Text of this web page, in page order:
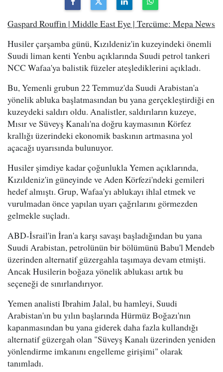
Gaspard Rouffin | Middle East Eye | Tercüme: Mepa News
Husiler çarşamba günü, Kızıldeniz'in kuzeyindeki önemli
Suudi liman kenti Yenbu açıklarında Suudi petrol tankeri
NCC Wafaa'ya balistik füzeler ateşlediklerini açıkladı.
Bu, Yemenli grubun 22 Temmuz'da Suudi Arabistan'a
yönelik abluka başlatmasından bu yana gerçekleştirdiği en
kuzeydeki saldırı oldu. Analistler, saldırıların kuzeye,
Mısır ve Süveyş Kanalı'na doğru kaymasının Körfez
krallığı üzerindeki ekonomik baskının artmasına yol
açacağı uyarısında bulunuyor.
Husiler şimdiye kadar çoğunlukla Yemen açıklarında,
Kızıldeniz'in güneyinde ve Aden Körfezi'ndeki gemileri
hedef almıştı. Grup, Wafaa'yı ablukayı ihlal etmek ve
vurulmadan önce yapılan uyarı çağrılarını görmezden
gelmekle suçladı.
ABD-İsrail'in İran'a karşı savaşı başladığından bu yana
Suudi Arabistan, petrolünün bir bölümünü Babu'l Mendeb
üzerinden alternatif güzergahla taşımaya devam etmişti.
Ancak Husilerin boğaza yönelik ablukası artık bu
seçeneği de sınırlandırıyor.
Yemen analisti Ibrahim Jalal, bu hamleyi, Suudi
Arabistan'ın bu yılın başlarında Hürmüz Boğazı'nın
kapanmasından bu yana giderek daha fazla kullandığı
alternatif güzergah olan "Süveyş Kanalı üzerinden yeniden
yönlendirme imkanını engelleme girişimi" olarak
tanımladı.